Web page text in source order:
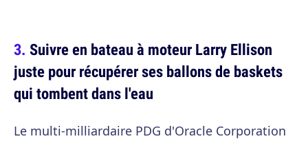
Suivre en bateau à moteur Larry Ellison
juste pour récupérer ses ballons de baskets
qui tombent dans l'eau
Le multi-milliardaire PDG d'Oracle Corporation